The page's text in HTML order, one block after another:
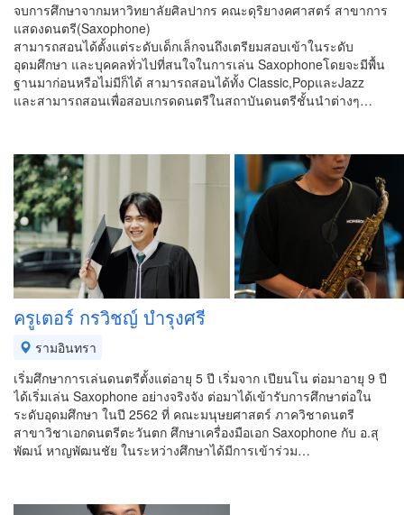
จบการศึกษาจากมหาวิทยาลัยศิลปากร คณะดุริยางคศาสตร์ สาขาการ
แสดงดนตรี(Saxophone)
สามารถสอนได้ตั้งแต่ระดับเด็กเล็กจนถึงเตรียมสอบเข้าในระดับ
อุดมศึกษา และบุคคลทั่วไปที่สนใจในการเล่น Saxophoneโดยจะมีพื้น
ฐานมาก่อนหรือไม่มีก็ได้ สามารถสอนได้ทั้ง Classic,PopและJazz
และสามารถสอนเพื่อสอบเกรดดนตรีในสถาบันดนตรีชั้นนำต่างๆ…
ครูเตอร์ กรวิชญ์ บำรุงศรี
รามอินทรา
เริ่มศึกษาการเล่นดนตรีตั้งแต่อายุ 5 ปี เริ่มจาก เปียนโน ต่อมาอายุ 9 ปี
ได้เริ่มเล่น Saxophone อย่างจริงจัง ต่อมาได้เข้ารับการศึกษาต่อใน
ระดับอุดมศึกษา ในปี 2562 ที่ คณะมนุษยศาสตร์ ภาควิชาดนตรี
สาขาวิชาเอกดนตรีตะวันตก ศึกษาเครื่องมือเอก Saxophone กับ อ.สุ
พัฒน์ หาญพัฒนชัย ในระหว่างศึกษาได้มีการเข้าร่วม…